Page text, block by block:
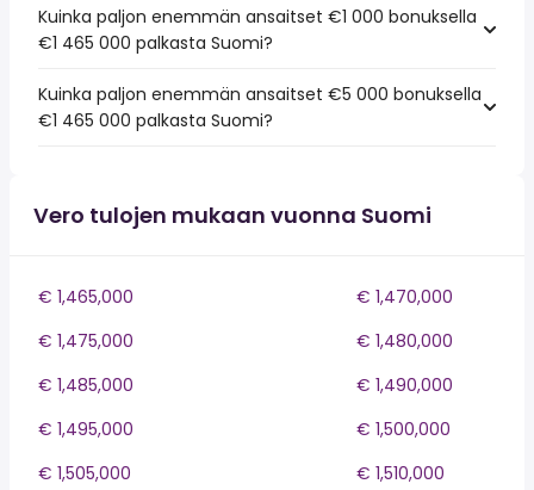
Kuinka paljon enemmän ansaitset €1 000 bonuksella
€1 465 000 palkasta Suomi?
Kuinka paljon enemmän ansaitset €5 000 bonuksella
€1 465 000 palkasta Suomi?
Vero tulojen mukaan vuonna Suomi
€ 1,465,000
€ 1,470,000
€ 1,475,000
€ 1,480,000
€ 1,485,000
€ 1,490,000
€ 1,495,000
€ 1,500,000
€ 1,505,000
€ 1,510,000